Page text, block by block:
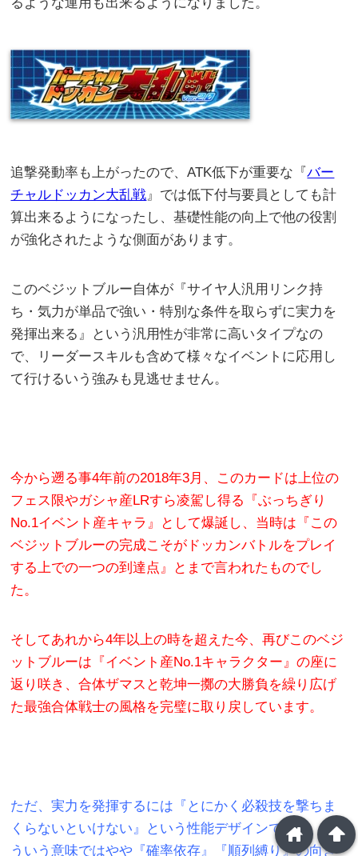
追撃発動率も上がったので、ATK低下が重要な『バー
チャルドッカン大乱戦 』では低下付与要員としても計
算出来るようになったし、基礎性能の向上で他の役割
が強化されたような側面があります。
このベジットブルー自体が『サイヤ人汎用リンク持
ち・気力が単品で強い・特別な条件を取らずに実力を
発揮出来る』という汎用性が非常に高いタイプなの
で、リーダースキルも含めて様々なイベントに応用し
て行けるいう強みも見逃せません。
今から遡る事4年前の2018年3月、このカードは上位の
フェス限やガシャ産LRすら凌駕し得る『ぶっちぎり
No.1イベント産キャラ』として爆誕し、当時は『この
ベジットブルーの完成こそがドッカンバトルをプレイ
する上での一つの到達点』とまで言われたものでし
た。
そしてあれから4年以上の時を超えた今、再びこのベジ
ットブルーは『イベント産No.1キャラクター』の座に
返り咲き、合体ザマスと乾坤一擲の大勝負を繰り広げ
た最強合体戦士の風格を完璧に取り戻しています。
ただ、実力を発揮するには『とにかく必殺技を撃ちま
くらないといけない』という性能デザインであり、そ
ういう意味ではやや『確率依存』『順列縛り』の向き
arrowup
home